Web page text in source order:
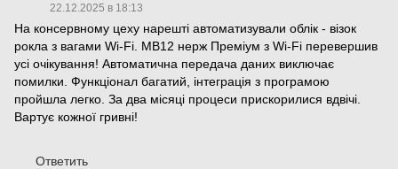
22.12.2025 в 18:13
На консервному цеху нарешті автоматизували облік - візок
рокла з вагами Wi-Fi. МВ12 нерж Преміум з Wi-Fi перевершив
усі очікування! Автоматична передача даних виключає
помилки. Функціонал багатий, інтеграція з програмою
пройшла легко. За два місяці процеси прискорилися вдвічі.
Вартує кожної гривні!
Ответить